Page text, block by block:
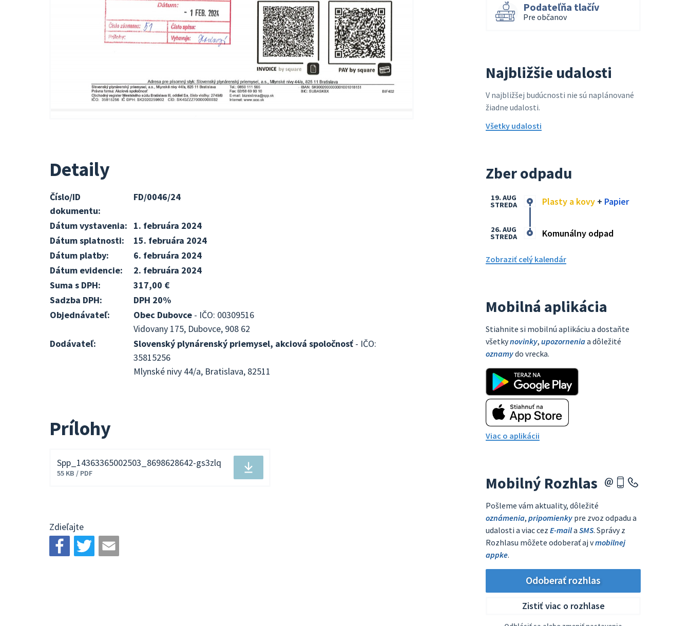
Detaily
Číslo/ID
dokumentu:
FD/0046/24
Dátum vystavenia:
1. februára 2024
Dátum splatnosti:
15. februára 2024
Dátum platby:
6. februára 2024
Dátum evidencie:
2. februára 2024
Suma s DPH:
317,00 €
Sadzba DPH:
DPH 20%
Objednávateľ:
Obec Dubovce - IČO: 00309516
Vidovany 175, Dubovce, 908 62
Dodávateľ:
Slovenský plynárenský priemysel, akciová spoločnosť - IČO:
35815256
Mlynské nivy 44/a, Bratislava, 82511
Prílohy
Stiahnuť
Spp_14363365002503_8698628642-gs3zlq
55 KB / PDF
Zdieľajte
Podateľňa tlačív
Pre občanov
Najbližšie udalosti
V najbližšej budúcnosti nie sú naplánované
žiadne udalosti.
Všetky udalosti
Zber odpadu
Plasty a kovy + Papier
19. AUG
STREDA
Komunálny odpad
26. AUG
STREDA
Zobraziť celý kalendár
Mobilná aplikácia
Stiahnite si mobilnú aplikáciu a dostaňte
všetkynovinky, upozorneniaa dôležité
oznamydo vrecka.
Viac o aplikácii
Mobilný Rozhlas
Pošleme vám aktuality, dôležité
oznámenia, pripomienky pre zvoz odpadu a
udalosti a viac cez E-maila SMS. Správy z
Rozhlasu môžete odoberať aj vmobilnej
appke.
Odoberať rozhlas
Zistiť viac o rozhlase